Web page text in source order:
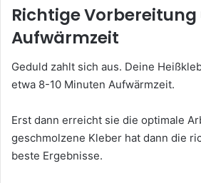
Richtige Vorbereitung
Aufwärmzeit
Geduld zahlt sich aus. Deine
etwa 8-10 Minuten Aufwärmzeit.
Erst dann erreicht sie die optimale
geschmolzene Kleber hat dann die
beste Ergebnisse.